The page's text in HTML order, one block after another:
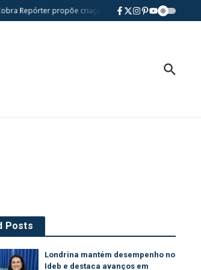
Repórter propõe criação da Semana da
Posts
Londrina mantém desempenho no
Ideb e destaca avanços em